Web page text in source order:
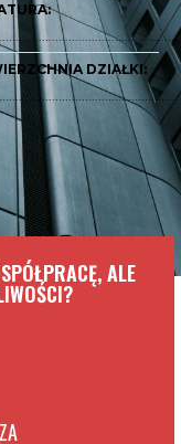
DZIAŁKI:
ALE